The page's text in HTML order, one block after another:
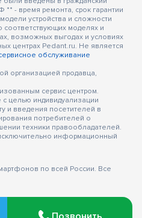
** - время ремонта, срок гарантии
устройства и сложности
моделях и
возможных выгодах и условиях
центрах Pedant.ru. Не является
обслуживание
организацией продавца,
сервис центром.
целью индивидуализации
и введения посетителей в
потребителей о
техники правообладателей.
информационный
по всей России. Все